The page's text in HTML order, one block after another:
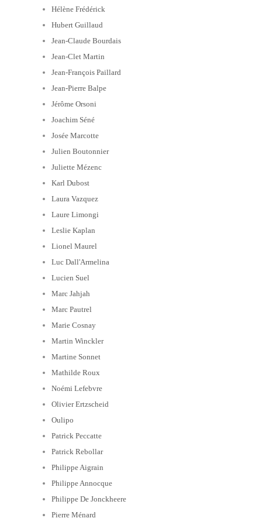
Hélène Frédérick
Hubert Guillaud
Jean-Claude Bourdais
Jean-Clet Martin
Jean-François Paillard
Jean-Pierre Balpe
Jérôme Orsoni
Joachim Séné
Josée Marcotte
Julien Boutonnier
Juliette Mézenc
Karl Dubost
Laura Vazquez
Laure Limongi
Leslie Kaplan
Lionel Maurel
Luc Dall'Armelina
Lucien Suel
Marc Jahjah
Marc Pautrel
Marie Cosnay
Martin Winckler
Martine Sonnet
Mathilde Roux
Noémi Lefebvre
Olivier Ertzscheid
Oulipo
Patrick Peccatte
Patrick Rebollar
Philippe Aigrain
Philippe Annocque
Philippe De Jonckheere
Pierre Ménard